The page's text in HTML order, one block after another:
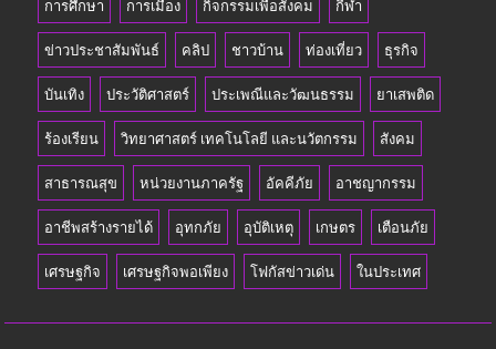
การศึกษา การเมือง กิจกรรมเพื่อสังคม กีฬา
ข่าวประชาสัมพันธ์ คลิป ชาวบ้าน ท่องเที่ยว ธุรกิจ
บันเทิง ประวัติศาสตร์ ประเพณีและวัฒนธรรม ยาเสพติด
ร้องเรียน วิทยาศาสตร์ เทคโนโลยี และนวัตกรรม สังคม
สาธารณสุข หน่วยงานภาครัฐ อัคคีภัย อาชญากรรม
อาชีพสร้างรายได้ อุทกภัย อุบัติเหตุ เกษตร เตือนภัย
เศรษฐกิจ เศรษฐกิจพอเพียง โฟกัสข่าวเด่น ในประเทศ